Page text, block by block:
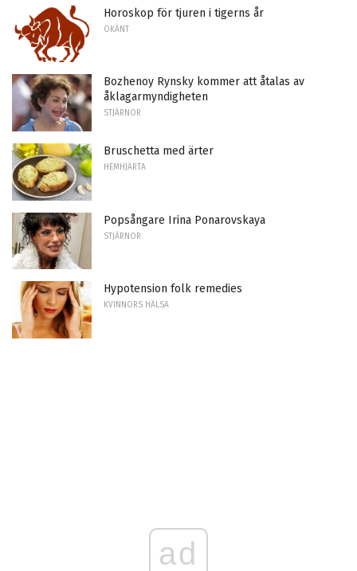
Horoskop för tjuren i tigerns år
OKÄNT
Bozhenoy Rynsky kommer att åtalas av
åklagarmyndigheten
STJÄRNOR
Bruschetta med ärter
HEMHJÄRTA
Popsångare Irina Ponarovskaya
STJÄRNOR
Hypotension folk remedies
KVINNORS HÄLSA
ad